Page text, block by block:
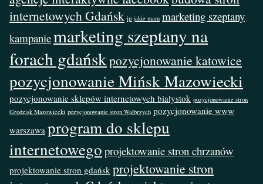
internetowych Gdańsk ip jakie mam marketing szeptany
kampaniemarketing szeptany na
forach gdańskpozycjonowanie katowice
pozycjonowanie Mińsk Mazowiecki
pozycjonowanie sklepów internetowych białystok pozycjonowanie stron
Grodzisk Mazowiecki pozycjonowanie stron Wałbrzych pozycjonowanie www
warszawa program do sklepu
internetowego projektowanie stron chrzanów
projektowanie stron gdańsk projektowanie stron